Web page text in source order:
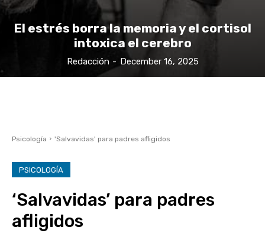
El estrés borra la memoria y el cortisol
intoxica el cerebro
Redacción - December 16, 2025